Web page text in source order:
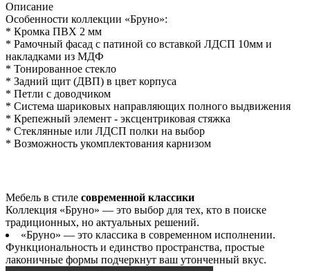
Описание
Особенности коллекции «Бруно»:
* Кромка ПВХ 2 мм
* Рамочный фасад с патиной со вставкой ЛДСП 10мм и
накладками из МДФ
* Тонированное стекло
* Задний щит (ДВП) в цвет корпуса
* Петли с доводчиком
* Система шариковых направляющих полного выдвижения
* Крепежный элемент - эксцентриковая стяжка
* Стеклянные или ЛДСП полки на выбор
* Возможность укомплектования карнизом
Мебель в стиле современной классики
Коллекция «Бруно» — это выбор для тех, кто в поиске
традиционных, но актуальных решений.
«Бруно» — это классика в современном исполнении.
Функциональность и единство пространства, простые
лаконичные формы подчеркнут ваш утонченный вкус.